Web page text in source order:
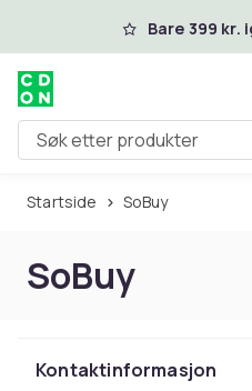
Hopp til hovedinnhold
Bare 399
Søk etter produkter
Startside SoBuy
SoBuy
Kontaktinformasjon